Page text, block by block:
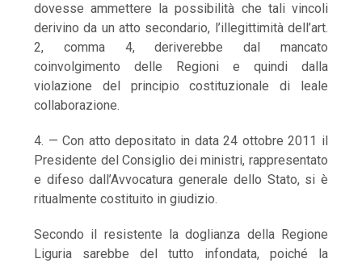
dovesse ammettere la possibilità che tali vincoli
derivino da un atto secondario, l’illegittimità dell’art.
2, comma 4, deriverebbe dal mancato
coinvolgimento delle Regioni e quindi dalla
violazione del principio costituzionale di leale
collaborazione.
4. — Con atto depositato in data 24 ottobre 2011 il
Presidente del Consiglio dei ministri, rappresentato
e difeso dall’Avvocatura generale dello Stato, si è
ritualmente costituito in giudizio.
Secondo il resistente la doglianza della Regione
Liguria sarebbe del tutto infondata, poiché la